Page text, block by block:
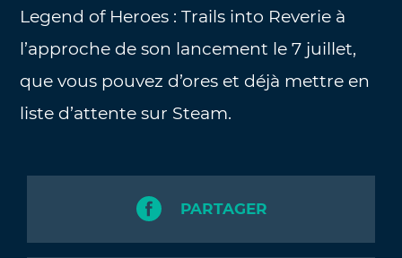
Legend of Heroes : Trails into Reverie à
l’approche de son lancement le 7 juillet,
que vous pouvez d’ores et déjà mettre en
liste d’attente sur Steam.
PARTAGER